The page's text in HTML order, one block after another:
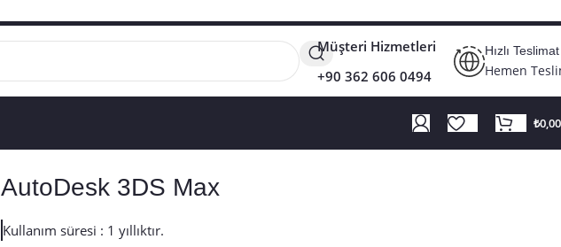
Müşteri Hizmetleri
+90 362 606 0494
Hızlı Teslimat
Hemen
₺0,00
AutoDesk 3DS Max
Kullanım süresi : 1 yıllıktır.